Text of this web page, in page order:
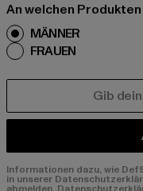
An welchen
MÄNNER
FRAUEN
Informationen dazu, wie
in unserer